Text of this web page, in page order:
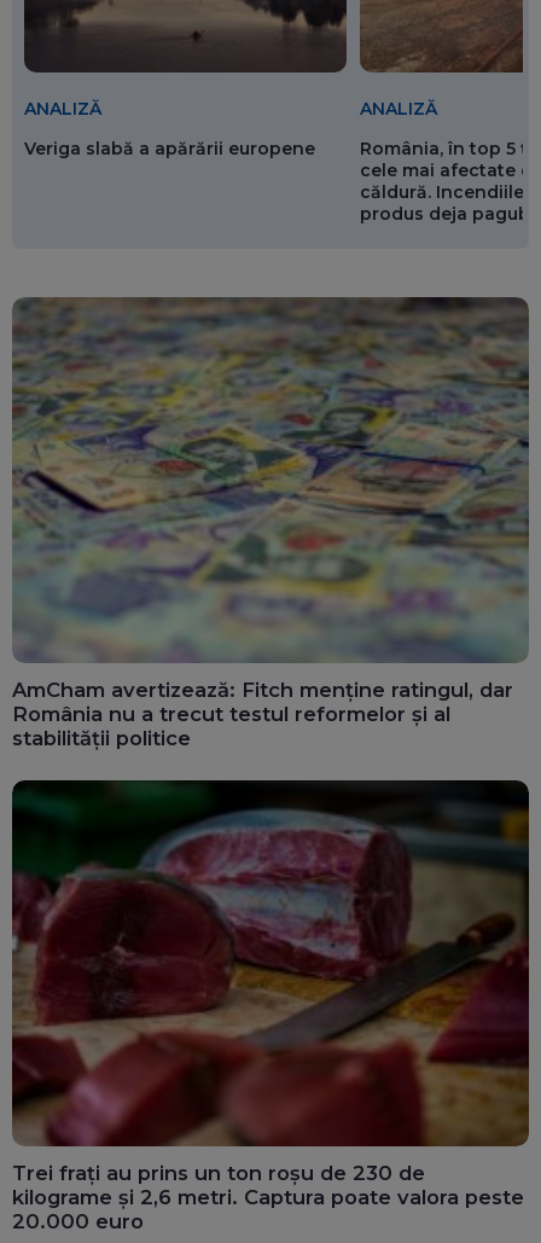
ANALIZĂ
Veriga slabă a apărării europene
ANALIZĂ
România, în top 5
cele mai afectate
căldură. Incendiile
produs deja
AmCham avertizează: Fitch menține ratingul, dar
România nu a trecut testul reformelor și al
stabilității politice
Trei frați au prins un ton roșu de 230 de
kilograme și 2,6 metri. Captura poate valora peste
20.000 euro